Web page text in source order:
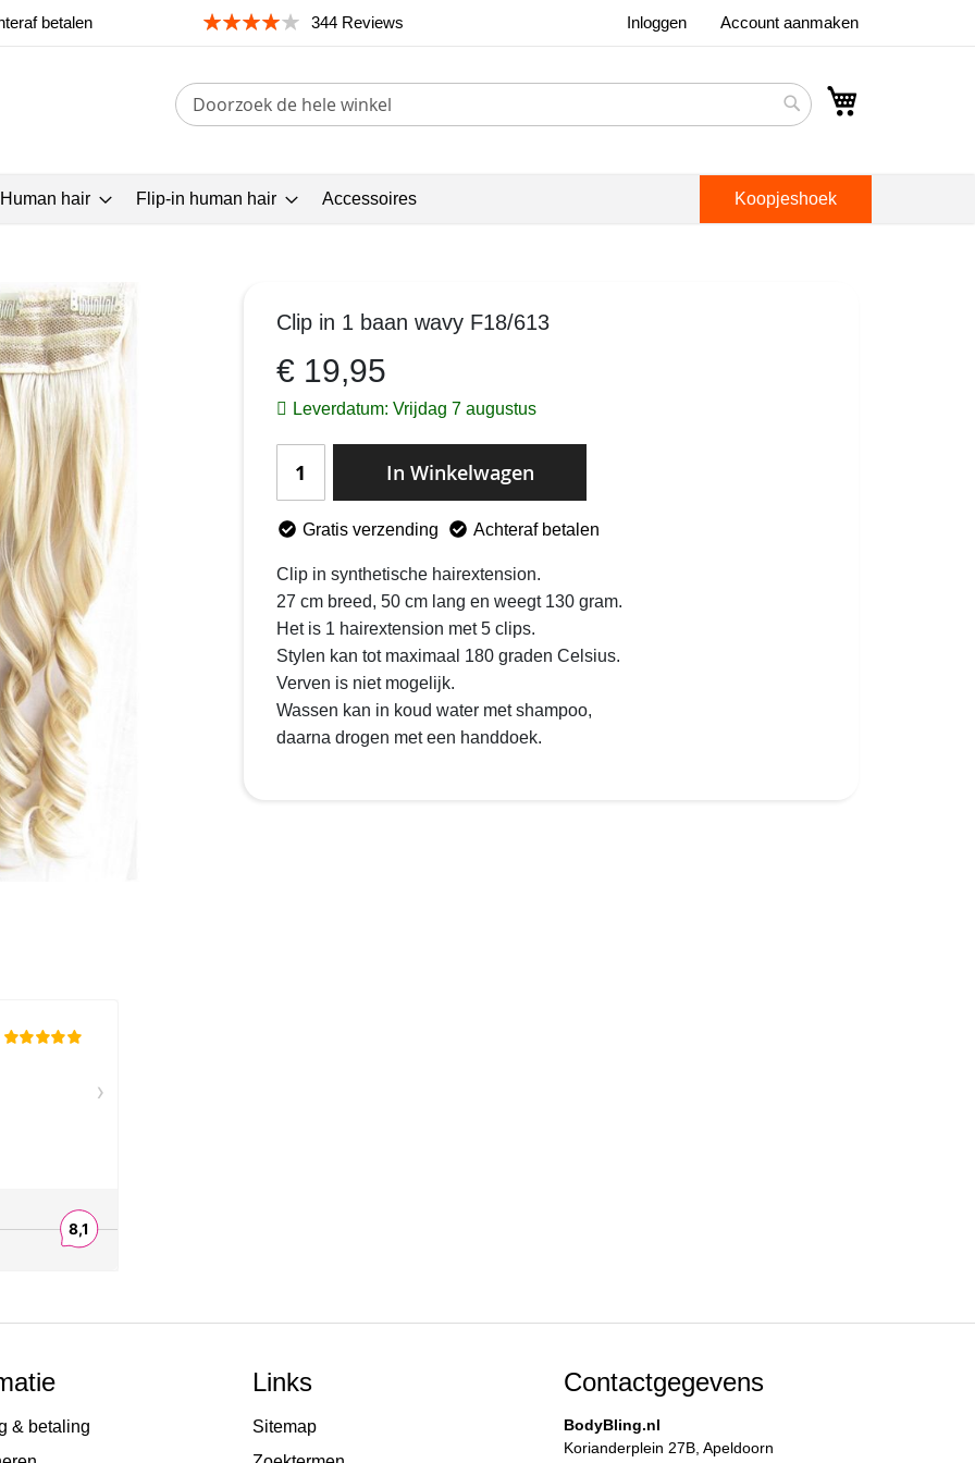
betalen 344 Reviews Inloggen Account aanmaken
Search
Search
hair Flip-in human hair Accessoires Koopjeshoek
Clip in 1 baan wavy F18/613
€ 19,95
Leverdatum: Vrijdag 7 augustus
In Winkelwagen
Gratis verzending Achteraf betalen
Clip in synthetische hairextension.
27 cm breed, 50 cm lang en weegt 130 gram.
Het is 1 hairextension met 5 clips.
Stylen kan tot maximaal 180 graden Celsius.
Verven is niet mogelijk.
Wassen kan in koud water met shampoo,
daarna drogen met een handdoek.
& betaling
Links
Sitemap
Contactgegevens
BodyBling.nl
Korianderplein 27B, Apeldoorn